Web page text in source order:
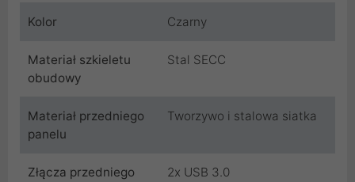
Kolor Czarny
Materiał szkieletu
obudowy
Stal SECC
Materiał przedniego
panelu
Tworzywo i stalowa siatka
Złącza przedniego
2x USB 3.0